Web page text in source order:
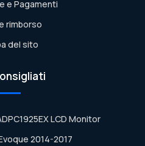
e Pagamenti
rimborso
del sito
LCD Monitor
2014-2017